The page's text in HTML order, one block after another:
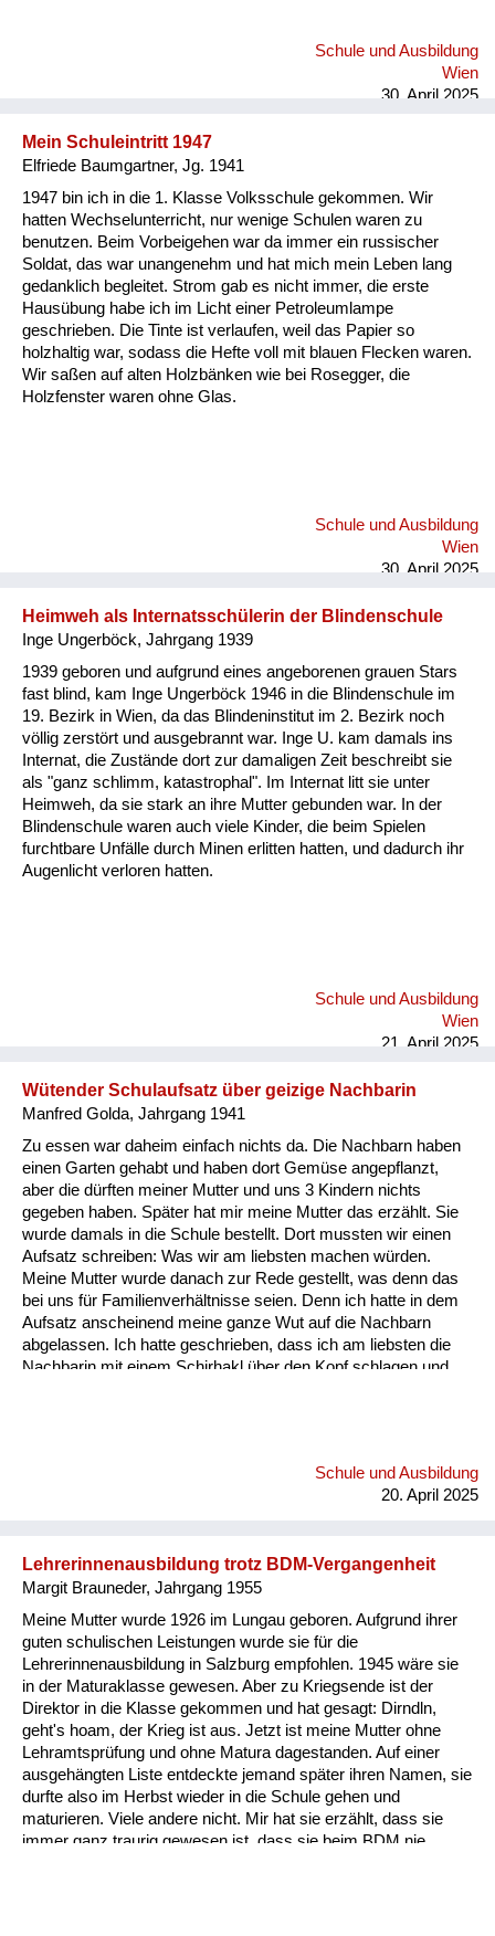
Schule und Ausbildung
Wien
30. April 2025
Mein Schuleintritt 1947
Elfriede Baumgartner, Jg. 1941
1947 bin ich in die 1. Klasse Volksschule gekommen. Wir
hatten Wechselunterricht, nur wenige Schulen waren zu
benutzen. Beim Vorbeigehen war da immer ein russischer
Soldat, das war unangenehm und hat mich mein Leben lang
gedanklich begleitet. Strom gab es nicht immer, die erste
Hausübung habe ich im Licht einer Petroleumlampe
geschrieben. Die Tinte ist verlaufen, weil das Papier so
holzhaltig war, sodass die Hefte voll mit blauen Flecken waren.
Wir saßen auf alten Holzbänken wie bei Rosegger, die
Holzfenster waren ohne Glas.
Schule und Ausbildung
Wien
30. April 2025
Heimweh als Internatsschülerin der Blindenschule
Inge Ungerböck, Jahrgang 1939
1939 geboren und aufgrund eines angeborenen grauen Stars
fast blind, kam Inge Ungerböck 1946 in die Blindenschule im
19. Bezirk in Wien, da das Blindeninstitut im 2. Bezirk noch
völlig zerstört und ausgebrannt war. Inge U. kam damals ins
Internat, die Zustände dort zur damaligen Zeit beschreibt sie
als "ganz schlimm, katastrophal". Im Internat litt sie unter
Heimweh, da sie stark an ihre Mutter gebunden war. In der
Blindenschule waren auch viele Kinder, die beim Spielen
furchtbare Unfälle durch Minen erlitten hatten, und dadurch ihr
Augenlicht verloren hatten.
Schule und Ausbildung
Wien
21. April 2025
Wütender Schulaufsatz über geizige Nachbarin
Manfred Golda, Jahrgang 1941
Zu essen war daheim einfach nichts da. Die Nachbarn haben
einen Garten gehabt und haben dort Gemüse angepflanzt,
aber die dürften meiner Mutter und uns 3 Kindern nichts
gegeben haben. Später hat mir meine Mutter das erzählt. Sie
wurde damals in die Schule bestellt. Dort mussten wir einen
Aufsatz schreiben: Was wir am liebsten machen würden.
Meine Mutter wurde danach zur Rede gestellt, was denn das
bei uns für Familienverhältnisse seien. Denn ich hatte in dem
Aufsatz anscheinend meine ganze Wut auf die Nachbarn
abgelassen. Ich hatte geschrieben, dass ich am liebsten die
Nachbarin mit einem Schirhakl über den Kopf schlagen und
Schule und Ausbildung
20. April 2025
Lehrerinnenausbildung trotz BDM-Vergangenheit
Margit Brauneder, Jahrgang 1955
Meine Mutter wurde 1926 im Lungau geboren. Aufgrund ihrer
guten schulischen Leistungen wurde sie für die
Lehrerinnenausbildung in Salzburg empfohlen. 1945 wäre sie
in der Maturaklasse gewesen. Aber zu Kriegsende ist der
Direktor in die Klasse gekommen und hat gesagt: Dirndln,
geht's hoam, der Krieg ist aus. Jetzt ist meine Mutter ohne
Lehramtsprüfung und ohne Matura dagestanden. Auf einer
ausgehängten Liste entdeckte jemand später ihren Namen, sie
durfte also im Herbst wieder in die Schule gehen und
maturieren. Viele andere nicht. Mir hat sie erzählt, dass sie
immer ganz traurig gewesen ist, dass sie beim BDM nie